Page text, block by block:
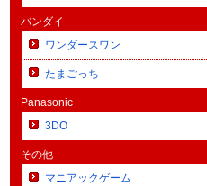
バンダイ
ワンダースワン
たまごっち
Panasonic
3DO
その他
マニアックゲーム